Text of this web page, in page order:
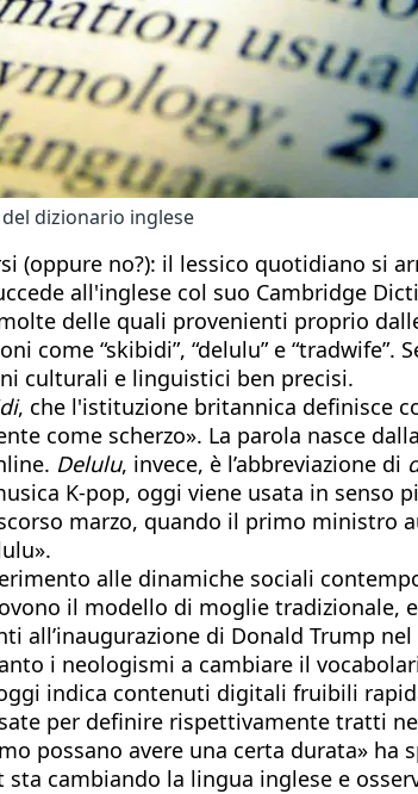
dizionario inglese
(oppure no?): il lessico quotidiano si
all'inglese col suo Cambridge
delle quali provenienti proprio
come “skibidi”, “delulu” e
culturali e linguistici ben precisi.
, che l'istituzione britannica definisce
come scherzo». La parola nasce
Delulu, invece, è l’abbreviazione di
K-pop, oggi viene usata in
marzo, quando il primo ministro
alle dinamiche sociali
il modello di moglie tradizionale,
all’inaugurazione di Donald Trump nel
i neologismi a cambiare il
indica contenuti digitali fruibili
per definire rispettivamente tratti
possano avere una certa durata»
cambiando la lingua inglese e